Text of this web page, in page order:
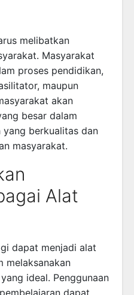
melibatkan
Masyarakat
proses pendidikan,
maupun
akan
besar dalam
berkualitas dan
masyarakat.
Alat
dapat menjadi alat
melaksanakan
ideal. Penggunaan
dapat